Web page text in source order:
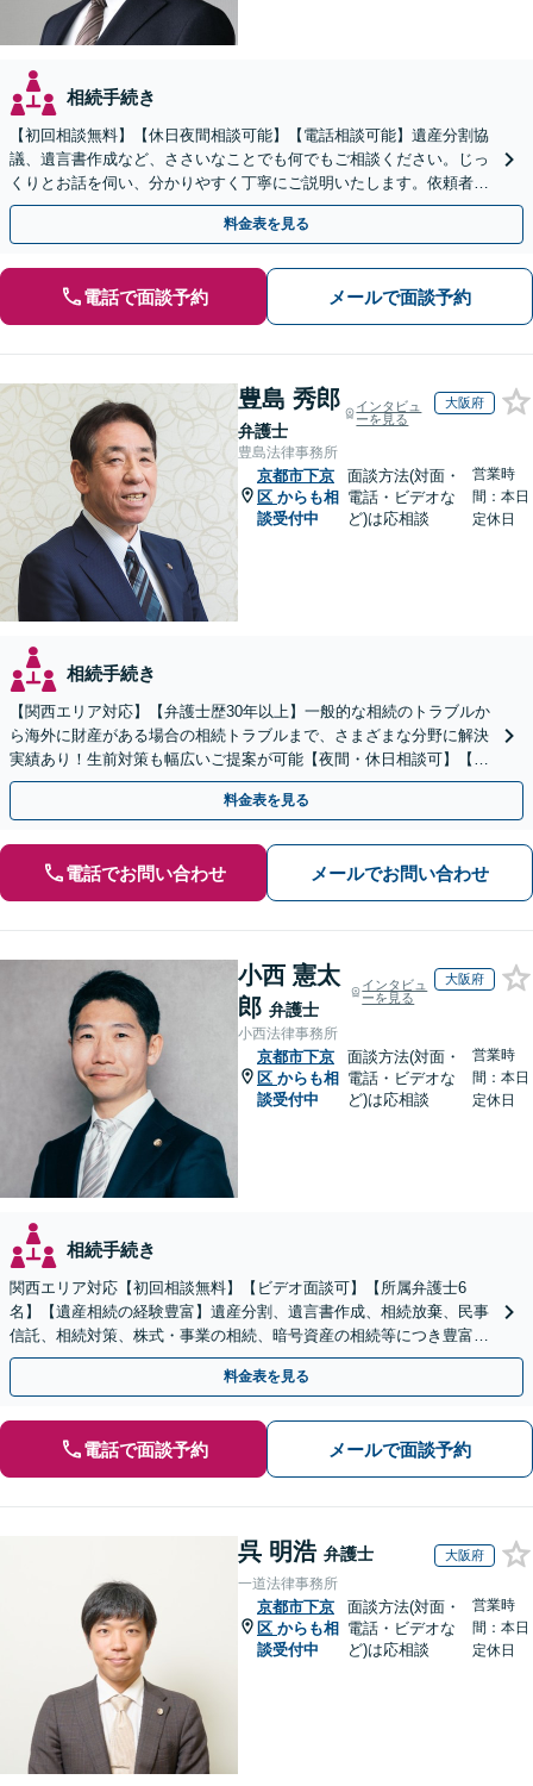
相続手続き
【初回相談無料】【休日夜間相談可能】【電話相談可能】遺産分割協
議、遺言書作成など、ささいなことでも何でもご相談ください。じっ
くりとお話を伺い、分かりやすく丁寧にご説明いたします。依頼者の
方の利益を最大化するために尽力いたします。
料金表を見る
電話で面談予約 メールで面談予約
豊島 秀郎
弁護士
インタビュ
ーを見る
大阪府
豊島法律事務所
京都市下京
区 からも相
談受付中
面談方法(対面・
電話・ビデオな
ど)は応相談
営業時
間：本日
定休日
相続手続き
【関西エリア対応】【弁護士歴30年以上】一般的な相続のトラブルか
ら海外に財産がある場合の相続トラブルまで、さまざまな分野に解決
実績あり！生前対策も幅広いご提案が可能【夜間・休日相談可】【完
全個室】
料金表を見る
電話でお問い合わせ メールでお問い合わせ
小西 憲太
郎 弁護士
インタビュ
ーを見る
大阪府
小西法律事務所
京都市下京
区 からも相
談受付中
面談方法(対面・
電話・ビデオな
ど)は応相談
営業時
間：本日
定休日
相続手続き
関西エリア対応【初回相談無料】【ビデオ面談可】【所属弁護士6
名】【遺産相続の経験豊富】遺産分割、遺言書作成、相続放棄、民事
信託、相続対策、株式・事業の相続、暗号資産の相続等につき豊富な
対応実績。【バリアフリー】【完全個室対応】
料金表を見る
電話で面談予約 メールで面談予約
呉 明浩 弁護士 大阪府
一道法律事務所
京都市下京
区 からも相
談受付中
面談方法(対面・
電話・ビデオな
ど)は応相談
営業時
間：本日
定休日